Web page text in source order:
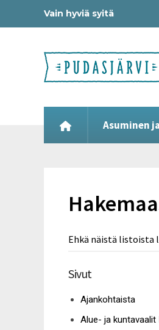
Vain hyviä syitä
Asuminen
Ehkä näistä listoista
Sivut
Ajankohtaista
Alue- ja